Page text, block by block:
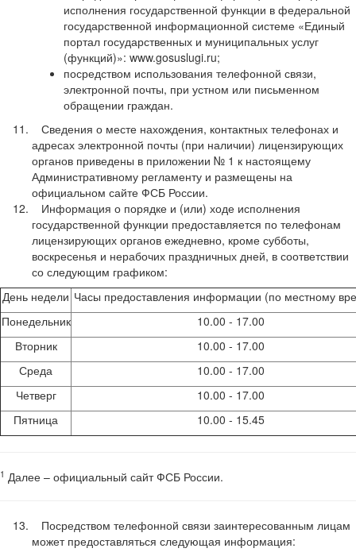
исполнения государственной функции в федеральной
государственной информационной системе «Единый
портал государственных и муниципальных услуг
(функций)»: www.gosuslugi.ru;
посредством использования телефонной связи,
электронной почты, при устном или письменном
обращении граждан.
Сведения о месте нахождения, контактных телефонах и
адресах электронной почты (при наличии) лицензирующих
органов приведены в приложении № 1 к настоящему
Административному регламенту и размещены на
официальном сайте ФСБ России.
Информация о порядке и (или) ходе исполнения
государственной функции предоставляется по телефонам
лицензирующих органов ежедневно, кроме субботы,
воскресенья и нерабочих праздничных дней, в соответствии
со следующим графиком:
День недели Часы предоставления информации (по местному
Понедельник
10.00 - 17.00
Вторник
10.00 - 17.00
Среда
10.00 - 17.00
Четверг
10.00 - 17.00
Пятница
10.00 - 15.45
1 Далее – официальный сайт ФСБ России.
Посредством телефонной связи заинтересованным лицам
может предоставляться следующая информация: